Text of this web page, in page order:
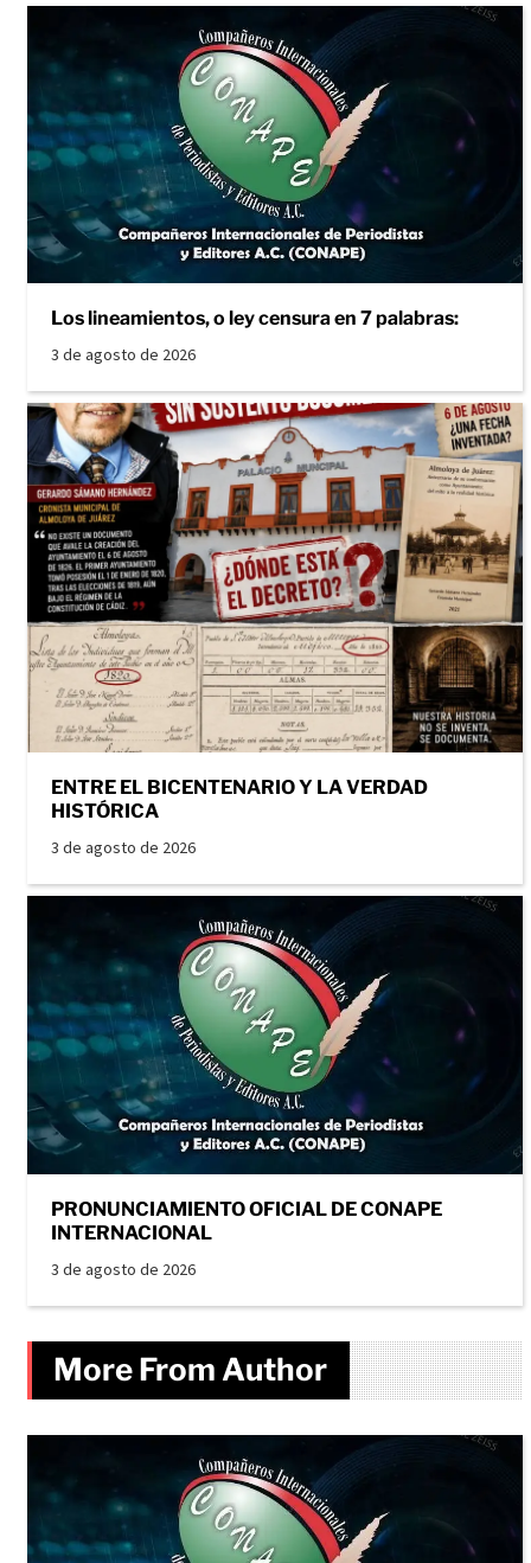
Los lineamientos, o ley censura en 7 palabras:
3 de agosto de 2026
ENTRE EL BICENTENARIO Y LA VERDAD
HISTÓRICA
3 de agosto de 2026
PRONUNCIAMIENTO OFICIAL DE CONAPE
INTERNACIONAL
3 de agosto de 2026
More From Author